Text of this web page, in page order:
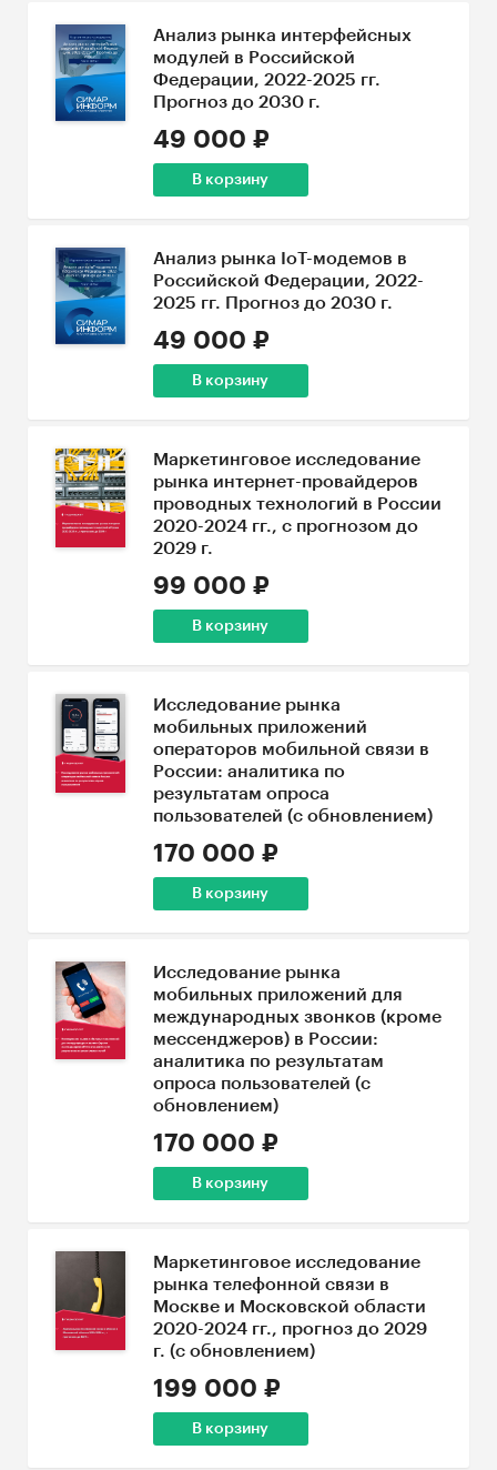
Анализ рынка интерфейсных
модулей в Российской
Федерации, 2022-2025 гг.
Прогноз до 2030 г.
49 000 ₽
В корзину
Анализ рынка IoT-модемов в
Российской Федерации, 2022-
2025 гг. Прогноз до 2030 г.
49 000 ₽
В корзину
Маркетинговое исследование
рынка интернет-провайдеров
проводных технологий в России
2020-2024 гг., с прогнозом до
2029 г.
99 000 ₽
В корзину
Исследование рынка
мобильных приложений
операторов мобильной связи в
России: аналитика по
результатам опроса
пользователей (с обновлением)
170 000 ₽
В корзину
Исследование рынка
мобильных приложений для
международных звонков (кроме
мессенджеров) в России:
аналитика по результатам
опроса пользователей (с
обновлением)
170 000 ₽
В корзину
Маркетинговое исследование
рынка телефонной связи в
Москве и Московской области
2020-2024 гг., прогноз до 2029
г. (с обновлением)
199 000 ₽
В корзину